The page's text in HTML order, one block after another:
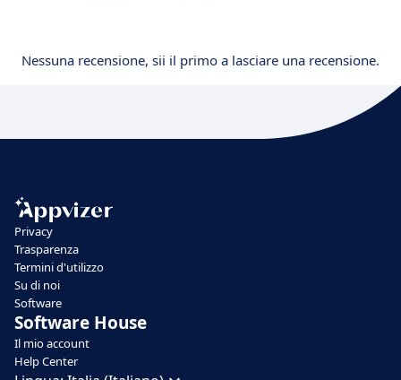
Nessuna recensione, sii il primo a lasciare una recensione.
Privacy
Trasparenza
Termini d'utilizzo
Su di noi
Software
Software House
Il mio account
Help Center